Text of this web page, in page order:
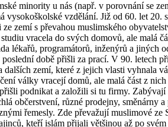
minority u nás (např. v porovnání se
vysokoškolské vzdělání. Již od 60. let 20.
ze zemí s převahou muslimského
vracela do svých domovů, ale malá
lékařů, programátorů, inženýrů a jiných
době přišli za prací. V 90. letech
dalších zemí, které z jejich vlasti vyhnala
války vracejí domů, ale malá část z
podnikat a založili si tu firmy. Zabývají
občerstvení, různé prodejny, směnárny
řemesly. Zde převažují muslimové
kteří islám přijali většinou až po